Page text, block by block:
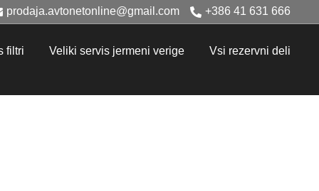
prodaja.avtonetonline@gmail.com +386 41 631 666
filtri Veliki servis jermeni verige Vsi rezervni deli